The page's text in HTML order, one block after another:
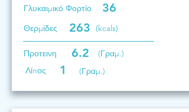
Γλυκαιμικό Φορτίο 36
Θερμίδες 263 (kcals)
Προτεινη 6.2
(Γραμ.)
Λίπος
1 (Γραμ.)